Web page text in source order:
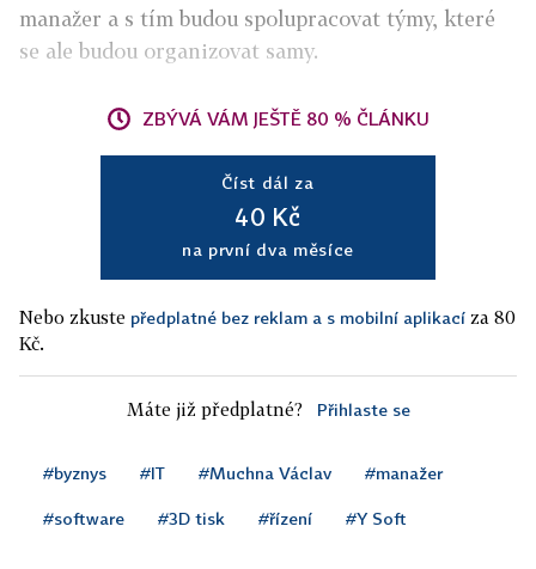
manažer a s tím budou spolupracovat týmy, které
se ale budou organizovat samy.
ZBÝVÁ VÁM JEŠTĚ 80 % ČLÁNKU
Číst dál za
40 Kč
na první dva měsíce
Nebo zkuste předplatné bez reklam a s mobilní aplikací za 80
Kč.
Máte již předplatné? Přihlaste se
#byznys #IT #Muchna Václav #manažer
#software #3D tisk #řízení #Y Soft